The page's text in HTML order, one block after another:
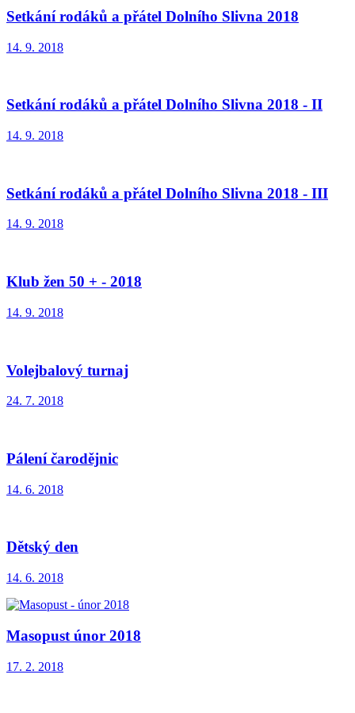
Setkání rodáků a přátel Dolního Slivna 2018
14. 9. 2018
Setkání rodáků a přátel Dolního Slivna 2018 - II
14. 9. 2018
Setkání rodáků a přátel Dolního Slivna 2018 - III
14. 9. 2018
Klub žen 50 + - 2018
14. 9. 2018
Volejbalový turnaj
24. 7. 2018
Pálení čarodějnic
14. 6. 2018
Dětský den
14. 6. 2018
Masopust únor 2018
17. 2. 2018